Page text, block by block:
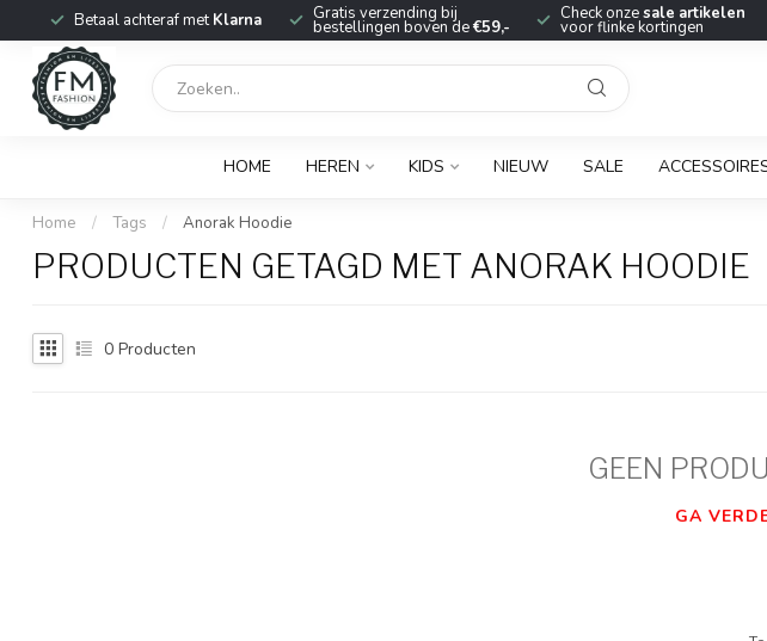
Betaal achteraf metKlarna Gratis verzending bij
bestellingen boven de€59,-
Check onzesale artikelen
voor flinke kortingen
HOME HEREN KIDS NIEUW SALE
Home / Tags / Anorak Hoodie
PRODUCTEN GETAGD MET ANORAK HOODIE
0 Producten
GEEN
GA